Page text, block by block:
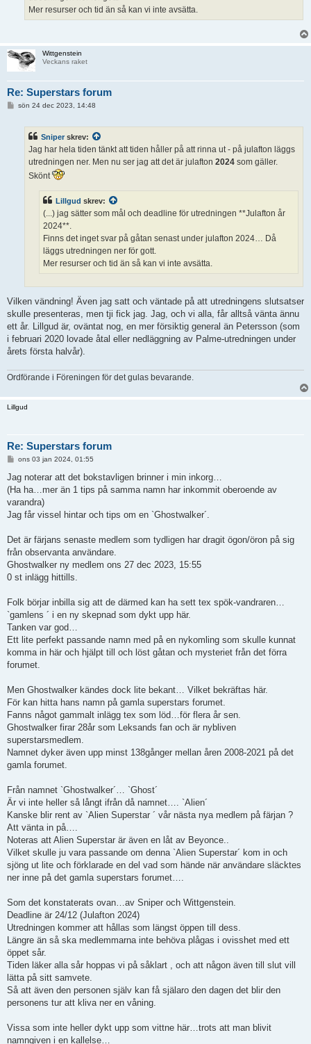
Mer resurser och tid än så kan vi inte avsätta.
Wittgenstein
Veckans raket
Re: Superstars forum
sön 24 dec 2023, 14:48
Sniper skrev:
Jag har hela tiden tänkt att tiden håller på att rinna ut - på julafton läggs
utredningen ner. Men nu ser jag att det är julafton 2024 som gäller.
Skönt
Lillgud skrev:
(...) jag sätter som mål och deadline för utredningen **Julafton år
2024**.
Finns det inget svar på gåtan senast under julafton 2024… Då
läggs utredningen ner för gott.
Mer resurser och tid än så kan vi inte avsätta.
Vilken vändning! Även jag satt och väntade på att utredningens slutsatser
skulle presenteras, men tji fick jag. Jag, och vi alla, får alltså vänta ännu
ett år. Lillgud är, oväntat nog, en mer försiktig general än Petersson (som
i februari 2020 lovade åtal eller nedläggning av Palme-utredningen under
årets första halvår).
Ordförande i Föreningen för det gulas bevarande.
Lillgud
Re: Superstars forum
l
ä
g
g
ons 03 jan 2024, 01:55
Jag noterar att det bokstavligen brinner i min inkorg…
(Ha ha…mer än 1 tips på samma namn har inkommit oberoende av
varandra)
Jag får vissel hintar och tips om en `Ghostwalker´.
Det är färjans senaste medlem som tydligen har dragit ögon/öron på sig
från observanta användare.
Ghostwalker ny medlem ons 27 dec 2023, 15:55
0 st inlägg hittills.
Folk börjar inbilla sig att de därmed kan ha sett tex spök-vandraren…
`gamlens ´ i en ny skepnad som dykt upp här.
Tanken var god…
Ett lite perfekt passande namn med på en nykomling som skulle kunnat
komma in här och hjälpt till och löst gåtan och mysteriet från det förra
forumet.
Men Ghostwalker kändes dock lite bekant… Vilket bekräftas här.
För kan hitta hans namn på gamla superstars forumet.
Fanns något gammalt inlägg tex som löd…för flera år sen.
Ghostwalker firar 28år som Leksands fan och är nybliven
superstarsmedlem.
Namnet dyker även upp minst 138gånger mellan åren 2008-2021 på det
gamla forumet.
Från namnet `Ghostwalker´… `Ghost´
Är vi inte heller så långt ifrån då namnet…. `Alien´
Kanske blir rent av `Alien Superstar ´ vår nästa nya medlem på färjan ?
Att vänta in på….
Noteras att Alien Superstar är även en låt av Beyonce..
Vilket skulle ju vara passande om denna `Alien Superstar´ kom in och
sjöng ut lite och förklarade en del vad som hände när användare släcktes
ner inne på det gamla superstars forumet….
Som det konstaterats ovan…av Sniper och Wittgenstein.
Deadline är 24/12 (Julafton 2024)
Utredningen kommer att hållas som längst öppen till dess.
Längre än så ska medlemmarna inte behöva plågas i ovisshet med ett
öppet sår.
Tiden läker alla sår hoppas vi på såklart , och att någon även till slut vill
lätta på sitt samvete.
Så att även den personen själv kan få själaro den dagen det blir den
personens tur att kliva ner en våning.
Vissa som inte heller dykt upp som vittne här…trots att man blivit
namngiven i en kallelse…